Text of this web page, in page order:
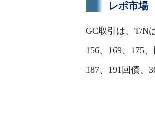
レポ市場
GC取引は、T/N
156、169、175
187、191回債、